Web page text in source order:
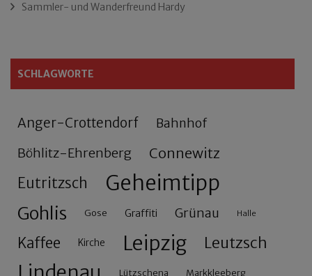
Sammler- und Wanderfreund Hardy
SCHLAGWORTE
Anger-Crottendorf Bahnhof
Böhlitz-Ehrenberg Connewitz
Eutritzsch Geheimtipp
Gohlis Gose Graffiti Grünau Halle
Kaffee Kirche Leipzig Leutzsch
Lützschena Markkleeberg